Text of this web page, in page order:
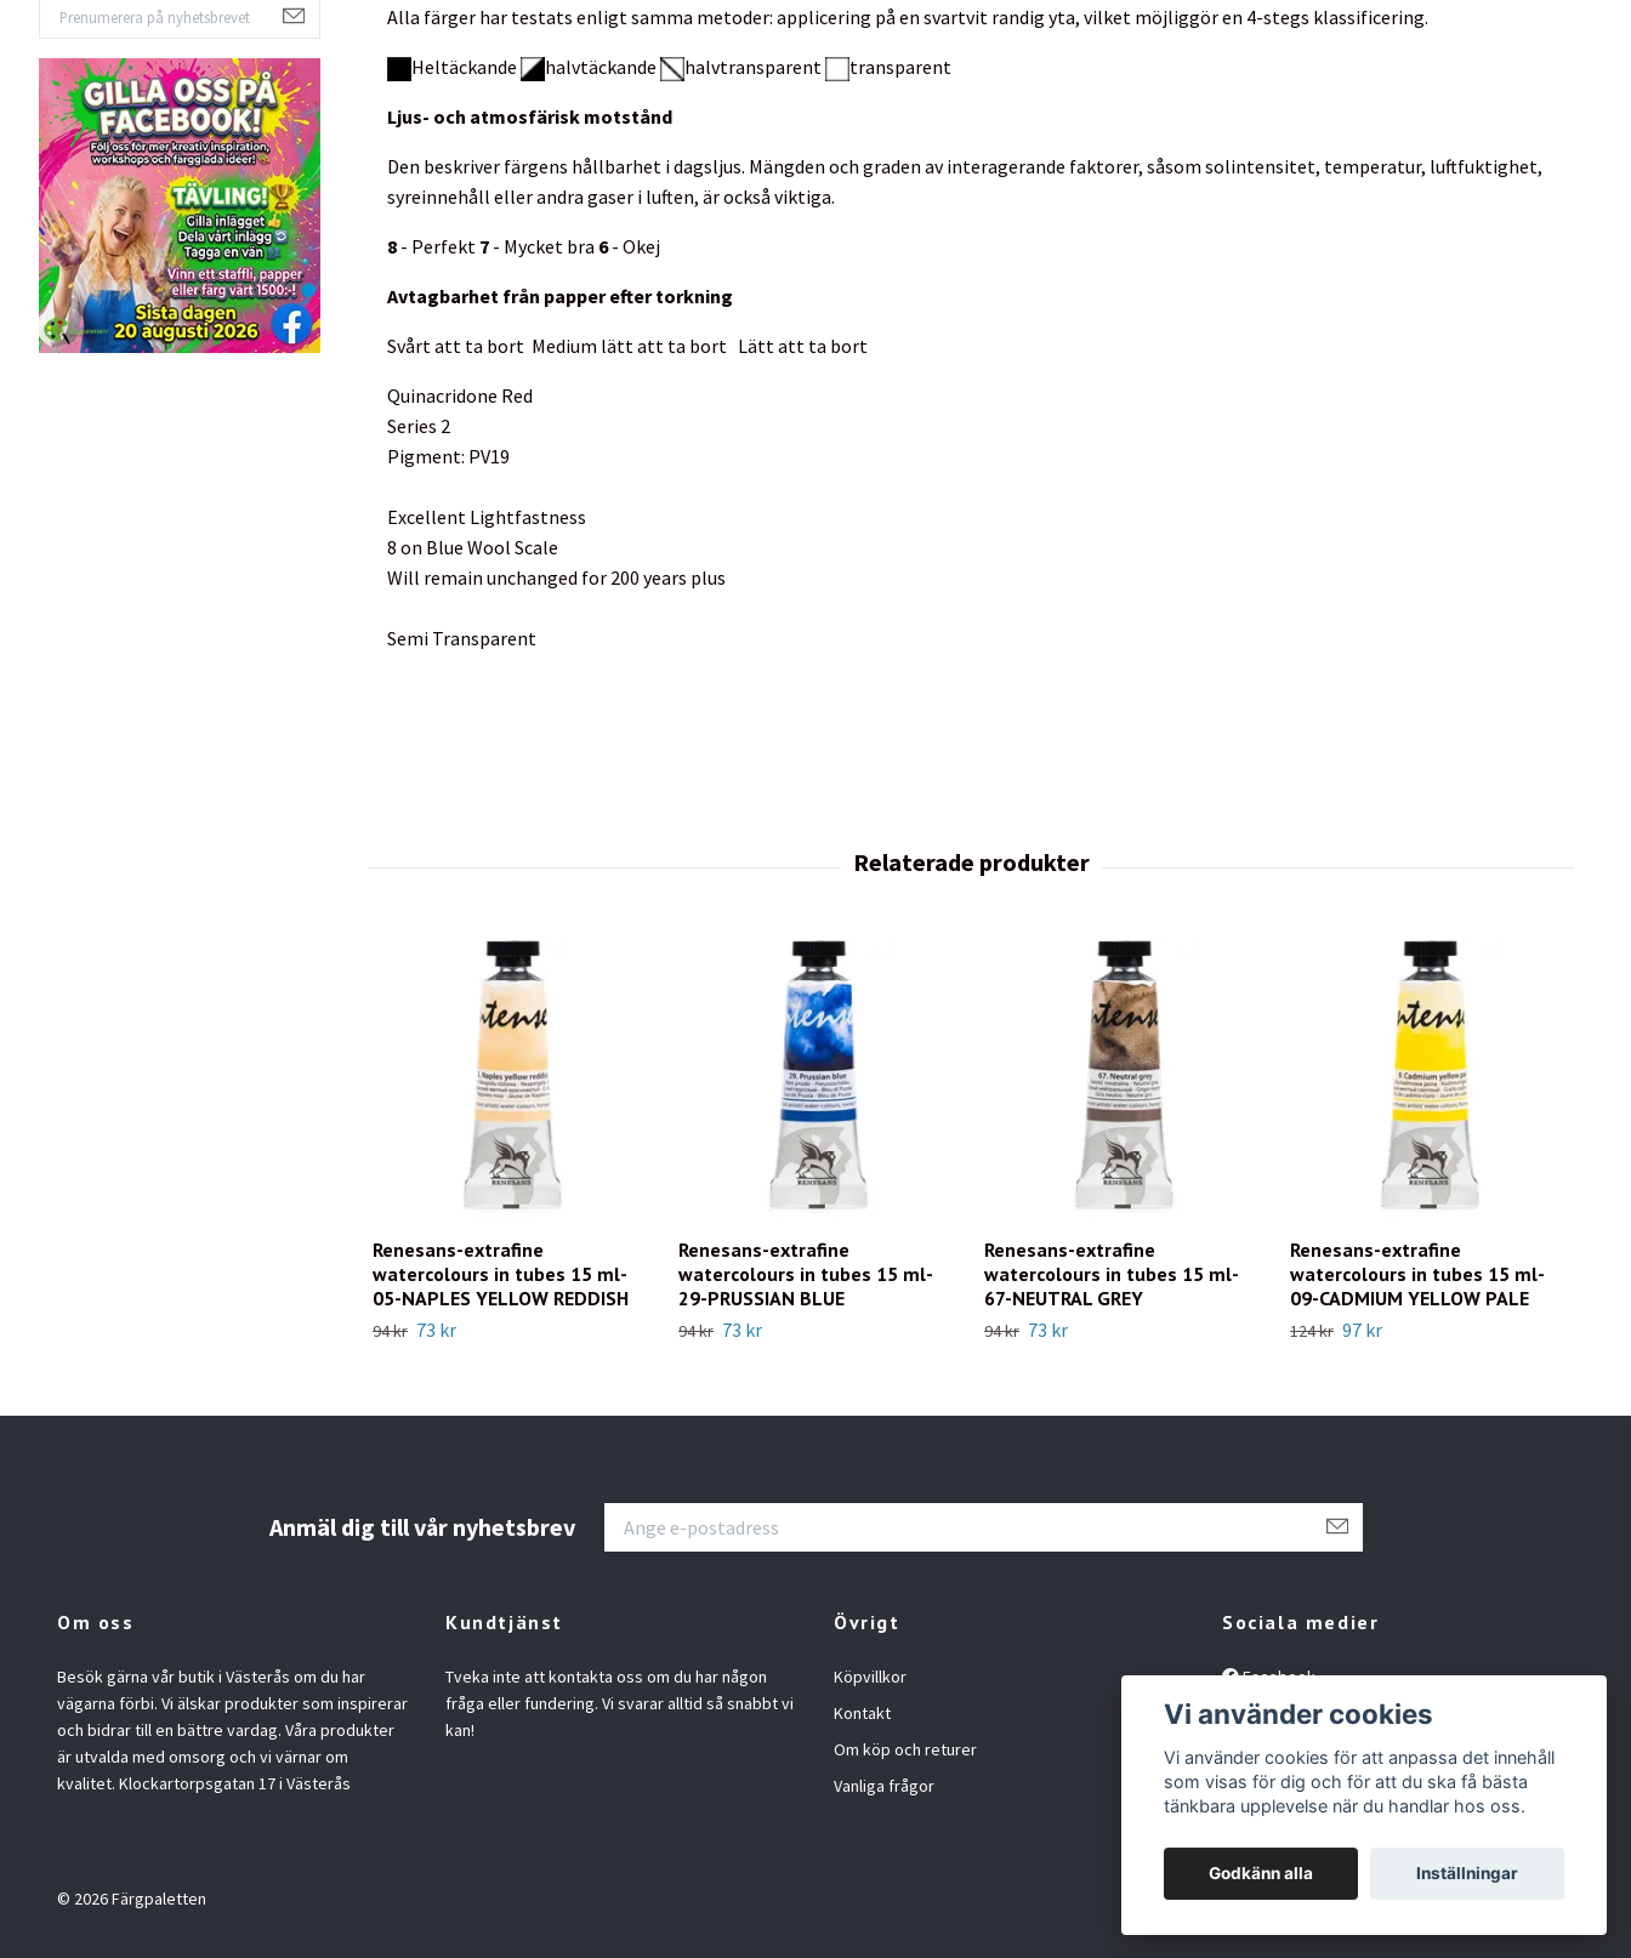
Alla färger har testats enligt samma metoder: applicering på en svartvit randig yta, vilket möjliggör en 4-stegs klassificering.
Heltäckande halvtäckande halvtransparent transparent
Ljus- och atmosfärisk motstånd
Den beskriver färgens hållbarhet i dagsljus. Mängden och graden av interagerande faktorer, såsom solintensitet, temperatur, luftfuktighet,
syreinnehåll eller andra gaser i luften, är också viktiga.
8 - Perfekt 7 - Mycket bra 6- Okej
Avtagbarhet från papper efter torkning
Svårt att ta bort Medium lätt att ta bort Lätt att ta bort
Quinacridone Red
Series 2
Pigment: PV19
Excellent Lightfastness
8 on Blue Wool Scale
Will remain unchanged for 200 years plus
Semi Transparent
Renesans-extrafine
watercolours in tubes 15 ml-
05-NAPLES YELLOW REDDISH
94 kr 73 kr
Renesans-extrafine
watercolours in tubes 15 ml-
29-PRUSSIAN BLUE
94 kr 73 kr
Renesans-extrafine
watercolours in tubes 15 ml-
67-NEUTRAL GREY
94 kr 73 kr
Renesans-extrafine
watercolours in tubes 15 ml-
09-CADMIUM YELLOW PALE
124 kr 97 kr
Anmäl dig till vår nyhetsbrev
Om oss
Besök gärna vår butik i Västerås om du har
vägarna förbi. Vi älskar produkter som inspirerar
och bidrar till en bättre vardag. Våra produkter
är utvalda med omsorg och vi värnar om
kvalitet. Klockartorpsgatan 17 i Västerås
Kundtjänst
Tveka inte att kontakta oss om du har någon
fråga eller fundering. Vi svarar alltid så snabbt vi
kan!
Övrigt
Köpvillkor
Kontakt
Om köp och returer
Vanliga frågor
Sociala medier
Facebook
Instagram
Tiktok
© 2026 Färgpaletten
Vi använder cookies
Vi använder cookies för att anpassa det innehåll
som visas för dig och för att du ska få bästa
tänkbara upplevelse när du handlar hos oss.
Godkänn alla Inställningar